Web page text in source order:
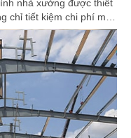
nhà xưởng được thiết
chỉ tiết kiệm chi phí mà
hơn. Hãy tìm hiểu ngay
tiền chế tại đây.